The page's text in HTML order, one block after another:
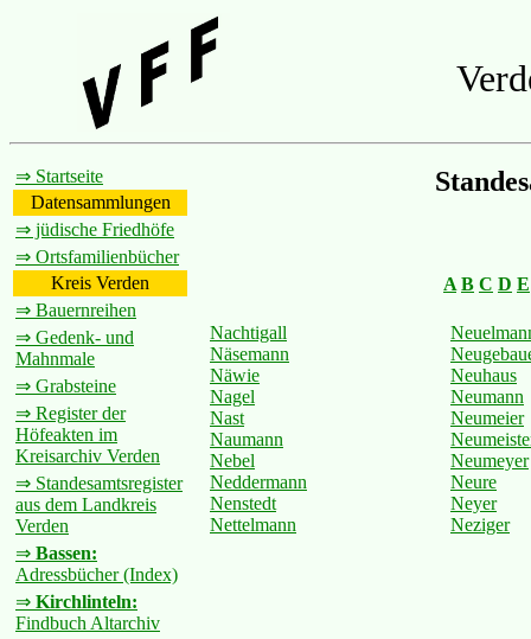
⇒ Startseite
Datensammlungen
⇒ jüdische Friedhöfe
⇒ Ortsfamilienbücher
Kreis Verden
⇒ Bauernreihen
⇒ Gedenk- und
Mahnmale
⇒ Grabsteine
⇒ Register der
Höfeakten im
Kreisarchiv Verden
⇒ Standesamtsregister
aus dem Landkreis
Verden
⇒ Bassen:
Adressbücher (Index)
⇒ Kirchlinteln:
Findbuch Altarchiv
A B C D E
Nachtigall
Näsemann
Näwie
Nagel
Nast
Naumann
Nebel
Neddermann
Nenstedt
Nettelmann
Neuhaus
Neumann
Neumeier
Neumeyer
Neure
Neyer
Neziger